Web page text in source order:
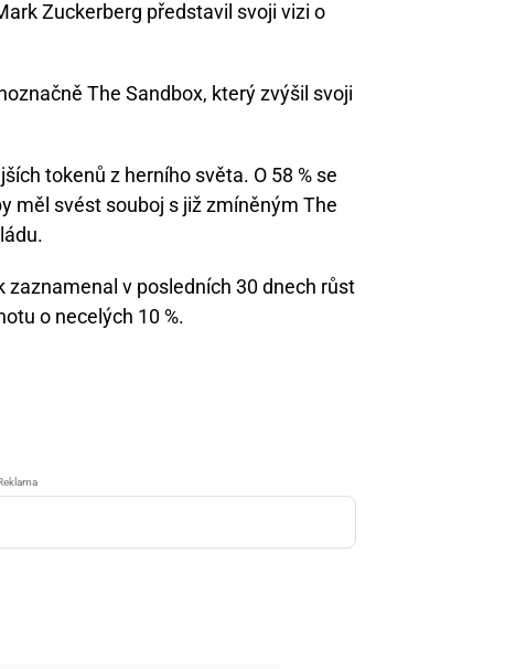
Zuckerberg představil svoji vizi o
The Sandbox, který zvýšil svoji
tokenů z herního světa. O 58 % se
měl svést souboj s již zmíněným The
v posledních 30 dnech růst
o necelých 10 %.